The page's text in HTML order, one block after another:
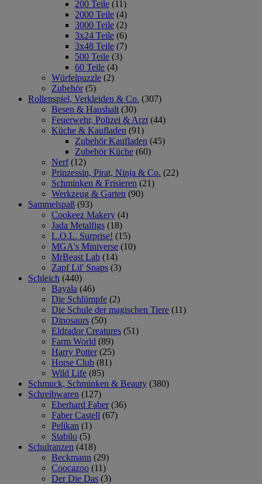
200 Teile (11)
2000 Teile (4)
3000 Teile (2)
3x24 Teile (6)
3x48 Teile (7)
500 Teile (3)
60 Teile (4)
Würfelpuzzle (2)
Zubehör (5)
Rollenspiel, Verkleiden & Co. (307)
Besen & Haushalt (30)
Feuerwehr, Polizei & Arzt (44)
Küche & Kaufladen (91)
Zubehör Kaufladen (45)
Zubehör Küche (60)
Nerf (12)
Prinzessin, Pirat, Ninja & Co. (22)
Schminken & Frisieren (21)
Werkzeug & Garten (90)
Sammelspaß (93)
Cookeez Makery (4)
Jada Metalfigs (18)
L.O.L. Surprise! (15)
MGA's Miniverse (10)
MrBeast Lab (14)
Zapf Lil' Snaps (3)
Schleich (440)
Bayala (46)
Die Schlümpfe (2)
Die Schule der magischen Tiere (11)
Dinosaurs (50)
Eldrador Creatures (51)
Farm World (89)
Harry Potter (25)
Horse Club (81)
Wild Life (85)
Schmuck, Schminken & Beauty (380)
Schreibwaren (127)
Eberhard Faber (36)
Faber Castell (67)
Pelikan (1)
Stabilo (5)
Schulranzen (418)
Beckmann (29)
Coocazoo (11)
Der Die Das (3)